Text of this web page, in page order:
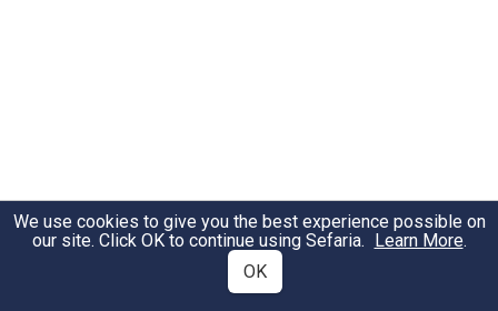
We use cookies to give you the best experience possible on
our site. Click OK to continue using Sefaria. Learn More.
OK